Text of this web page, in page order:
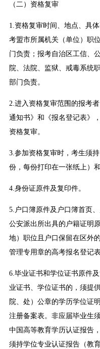
（二）资格复审
1.资格复审时间、地点、具
考盟市所属机关（单位）职
门负责；报考自治区工信、
院、法院、监狱、戒毒系统
部门负责。
2.进入资格复审范围的报考
通知书》和《报名登记表》
资格复审。
3.参加资格复审时，考生须
份，每份打印在一张纸上）
4.身份证原件及复印件。
5.户口簿原件及户口簿首页
公安派出所出具的户籍证明
地）职位且户口保留在区外
管理专用章的高考报名登记表
6.毕业证书和学位证书原件
业证书、学位证书的，须提
院、处）公章的学历学位证
注册备案表。非应届毕业生
中国高等教育学历认证报告
须持学位专业认证报告（教